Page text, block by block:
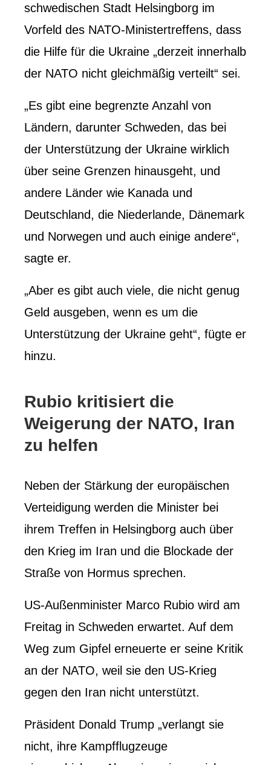
schwedischen Stadt Helsingborg im
Vorfeld des NATO-Ministertreffens, dass
die Hilfe für die Ukraine „derzeit innerhalb
der NATO nicht gleichmäßig verteilt“ sei.
„Es gibt eine begrenzte Anzahl von
Ländern, darunter Schweden, das bei
der Unterstützung der Ukraine wirklich
über seine Grenzen hinausgeht, und
andere Länder wie Kanada und
Deutschland, die Niederlande, Dänemark
und Norwegen und auch einige andere“,
sagte er.
„Aber es gibt auch viele, die nicht genug
Geld ausgeben, wenn es um die
Unterstützung der Ukraine geht“, fügte er
hinzu.
Rubio kritisiert die
Weigerung der NATO, Iran
zu helfen
Neben der Stärkung der europäischen
Verteidigung werden die Minister bei
ihrem Treffen in Helsingborg auch über
den Krieg im Iran und die Blockade der
Straße von Hormus sprechen.
US-Außenminister Marco Rubio wird am
Freitag in Schweden erwartet. Auf dem
Weg zum Gipfel erneuerte er seine Kritik
an der NATO, weil sie den US-Krieg
gegen den Iran nicht unterstützt.
Präsident Donald Trump „verlangt sie
nicht, ihre Kampfflugzeuge